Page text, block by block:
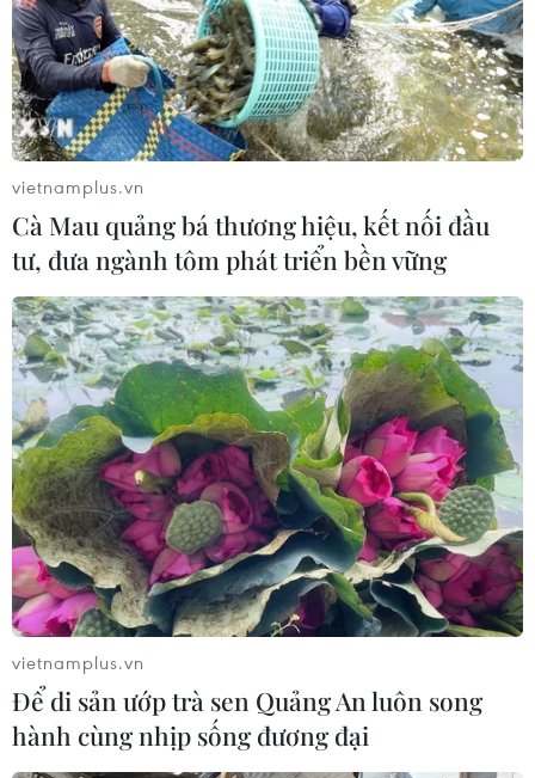
vietnamplus.vn
Cà Mau quảng bá thương hiệu, kết nối đầu
tư, đưa ngành tôm phát triển bền vững
vietnamplus.vn
Để di sản ướp trà sen Quảng An luôn song
hành cùng nhịp sống đương đại